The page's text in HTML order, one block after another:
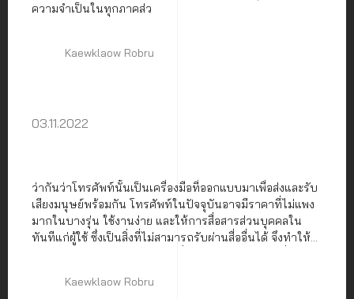
ความจำเป็นในทุกภาคส่ว
Kaewklaow Robru
03.11.2022
ว่ากันว่าโทรศัพท์นั้นเป็นเครื่องมือที่ออกแบบมาเพื่อส่งและรับ
เสียงมนุษย์พร้อมกัน โทรศัพท์ในปัจจุบันอาจมีราคาที่ไม่แพง
มากในบางรุ่น ใช้งานง่าย และให้การสื่อสารส่วนบุคคลใน
ทันทีแก่ผู้ใช้ ซึ่งเป็นสิ่งที่ไม่สามารถรับผ่านสื่ออื่นได้ จึงทำให้
Kaewklaow Robru